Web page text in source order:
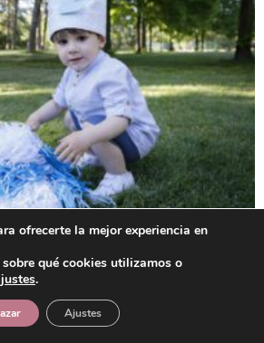
ofrecerte la mejor experiencia en
sobre qué cookies utilizamos o
.
Ajustes